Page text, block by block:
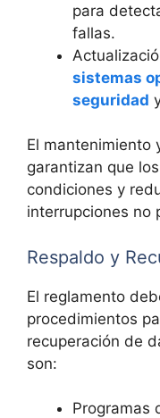
para
fallas.
sistemas
seguridad
El mantenimiento
garantizan que
condiciones y
interrupciones no
Respaldo y
El reglamento
procedimientos
recuperación de
son:
Programas